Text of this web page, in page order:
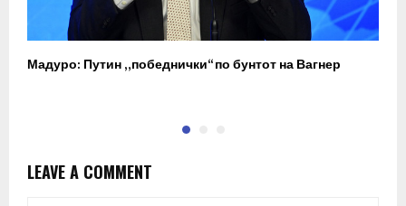
Мадуро: Путин „победнички“ по бунтот на Вагнер
LEAVE A COMMENT